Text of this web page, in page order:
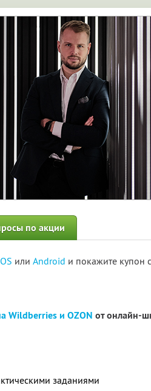
по акции
или Android и покажите купон
Wildberries и OZON от онлайн-
заданиями